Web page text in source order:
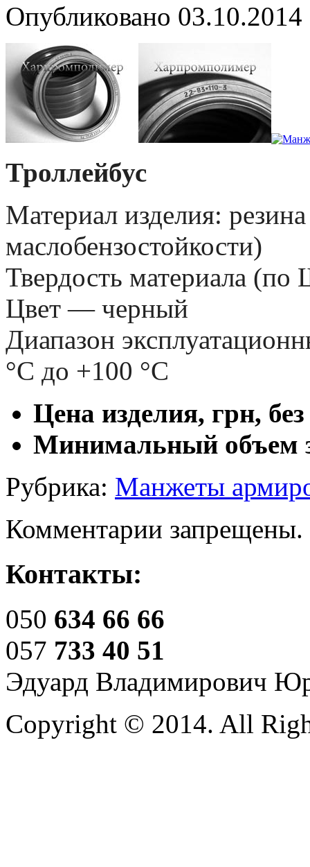
Опубликовано 03.10.2014
Троллейбус
Материал изделия:
маслобензостойкости)
Твердость материала
Цвет — черный
Диапазон
°С до +100 °С
Цена изделия, грн,
Минимальный объем
Рубрика: Манжеты
Комментарии запрещены.
Контакты:
050 634 66 66
057 733 40 51
Эдуард Владимирович
Copyright © 2014. All